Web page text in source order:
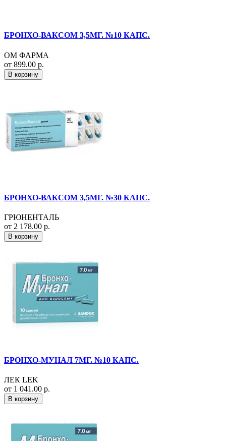
БРОНХО-ВАКСОМ 3,5МГ. №10 КАПС.
ОМ ФАРМА
от 899.00 р.
В корзину
БРОНХО-ВАКСОМ 3,5МГ. №30 КАПС.
ГРЮНЕНТАЛЬ
от 2 178.00 р.
В корзину
БРОНХО-МУНАЛ 7МГ. №10 КАПС.
ЛЕК LEK
от 1 041.00 р.
В корзину